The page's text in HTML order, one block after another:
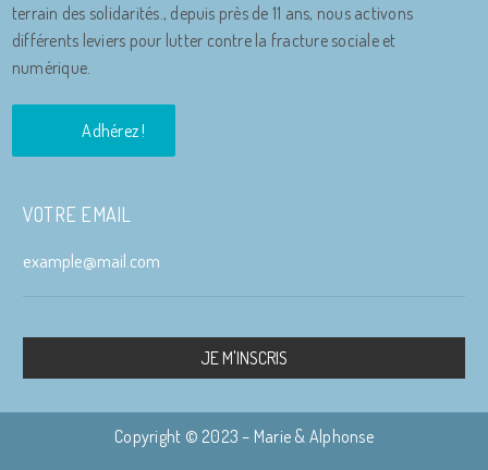
terrain des solidarités., depuis près de 11 ans, nous activons
différents leviers pour lutter contre la fracture sociale et
numérique.
Adhérez !
VOTRE EMAIL
JE M'INSCRIS
Copyright © 2023 – Marie & Alphonse